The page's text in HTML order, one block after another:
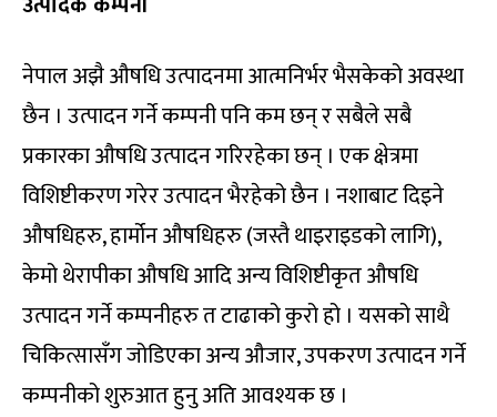
नेपाल अझै औषधि उत्पादनमा आत्मनिर्भर भैसकेको अवस्था
छैन । उत्पादन गर्ने कम्पनी पनि कम छन् र सबैले सबै
प्रकारका औषधि उत्पादन गरिरहेका छन् । एक क्षेत्रमा
विशिष्टीकरण गरेर उत्पादन भैरहेको छैन । नशाबाट दिइने
औषधिहरु, हार्मोन औषधिहरु (जस्तै थाइराइडको लागि),
केमो थेरापीका औषधि आदि अन्य विशिष्टीकृत औषधि
उत्पादन गर्ने कम्पनीहरु त टाढाको कुरो हो । यसको साथै
चिकित्सासँग जोडिएका अन्य औजार, उपकरण उत्पादन गर्ने
कम्पनीको शुरुआत हुनु अति आवश्यक छ ।